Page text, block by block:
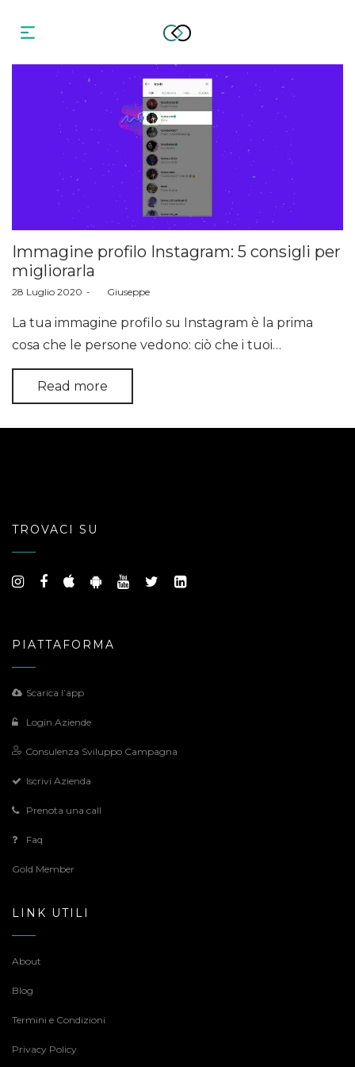
Immagine profilo Instagram: 5 consigli per
migliorarla
Posted
28 Luglio 2020 Giuseppe
La tua immagine profilo su Instagram è la prima
cosa che le persone vedono: ciò che i tuoi…
Read more
TROVACI SU
PIATTAFORMA
Scarica l’app
Login Aziende
Consulenza Sviluppo Campagna
Iscrivi Azienda
Prenota una call
Faq
Gold Member
LINK UTILI
About
Blog
Termini e Condizioni
Privacy Policy